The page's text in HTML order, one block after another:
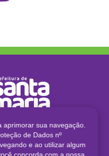
2026
aprimorar sua navegação.
de Dados nº
e ao utilizar algum